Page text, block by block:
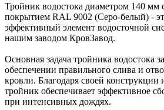
Тройник водостока диаметром 140
покрытием RAL 9002 (Серо-белый) -
эффективный элемент водосточной
нашим заводом КровЗавод.
Основная задача тройника водостока
обеспечении правильного слива и
кровли. Благодаря своей конструкции
тройник обеспечивает эффективное
при интенсивных дождях.